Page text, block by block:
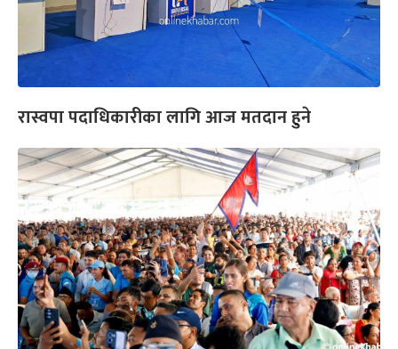
रास्वपा पदाधिकारीका लागि आज मतदान हुने